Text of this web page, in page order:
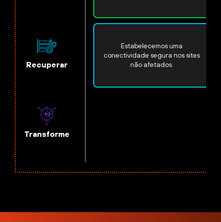
Recuperar
Transforme
Estabelecemos uma
conectividade segura nos sites
não afetados.